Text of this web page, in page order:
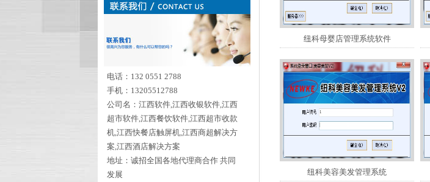
电话：132 0551 2788
手机：13205512788
公司名：江西软件,江西收银软件,江西
超市软件,江西餐饮软件,江西超市收款
机,江西快餐店触屏机,江西商超解决方
案,江西酒店解决方案
地址：诚招全国各地代理商合作 共同
发展
纽科母婴店管理系统软件
纽科美容美发管理系统